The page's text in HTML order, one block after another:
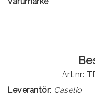
Art.nr:
Leverantör: Caselio